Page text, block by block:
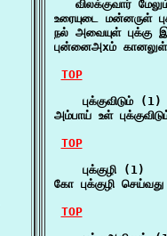
விலக்குவார்
உரையுடை மன்னருள்
நல் அவையுள் புக்கு
புன்னைஅxம்
TOP
    புக்குவிடும் (1)
அம்பாய் உள்
TOP
    புக்குழி (1)
கோ புக்குழி
TOP